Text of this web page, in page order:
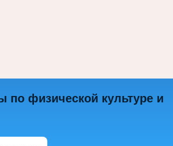
по физической культуре и